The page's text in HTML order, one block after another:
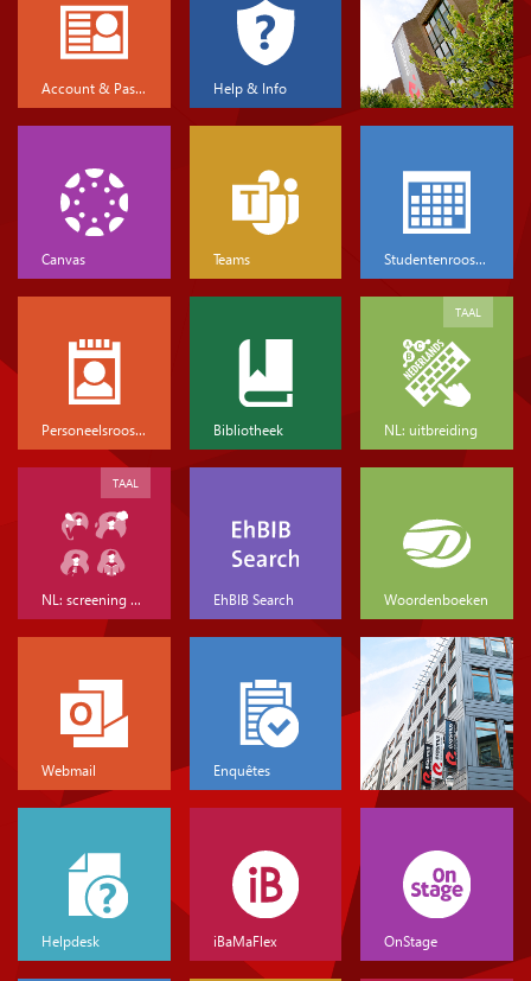
Account & Password Help & Info
Canvas Teams Studentenrooster
Personeelsrooster Bibliotheek NL: uitbreiding
TAAL
NL: screening & basis
TAAL
EhBIB Search Woordenboeken
Webmail Enquêtes
Helpdesk iBaMaFlex OnStage